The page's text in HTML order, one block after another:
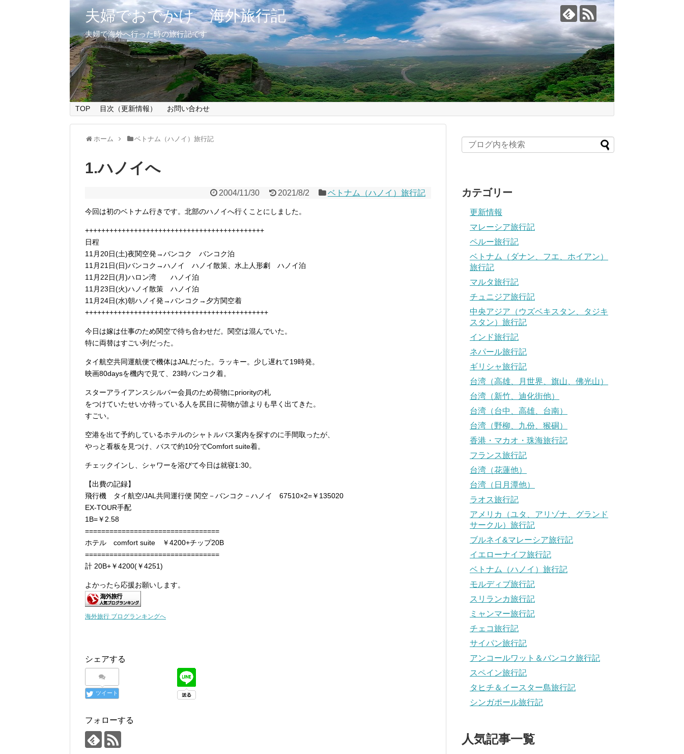
夫婦でおでかけ 海外旅行記
夫婦で海外へ行った時の旅行記です
TOP 目次（更新情報） お問い合わせ
ホーム ベトナム（ハノイ）旅行記
1.ハノイへ
2004/11/30 2021/8/2 ベトナム（ハノイ）旅行記
今回は初のベトナム行きです。北部のハノイへ行くことにしました。
++++++++++++++++++++++++++++++++++++++++++++
日程
11月20日(土)夜関空発→バンコク バンコク泊
11月21日(日)バンコク→ハノイ ハノイ散策、水上人形劇 ハノイ泊
11月22日(月)ハロン湾 ハノイ泊
11月23日(火)ハノイ散策 ハノイ泊
11月24日(水)朝ハノイ発→バンコク→夕方関空着
+++++++++++++++++++++++++++++++++++++++++++++
今日は嫁は仕事のため関空で待ち合わせだ。関空は混んでいた。
特に両替はすごい列だった。
タイ航空共同運航便で機体はJALだった。ラッキー。少し遅れて19時発。
映画80daysを機内で見て、23時バンコク着。
スターアライアンスシルバー会員のため荷物にpriorityの札
をつけていたせいか待っている人を尻目に荷物が誰よりも早く出てきた。
すごい。
空港を出て予約しているホテルのシャトルバス案内を探すのに手間取ったが、
やっと看板を見つけ、バスで約10分でComfort suite着。
チェックインし、シャワーを浴びて今日は就寝1:30。
【出費の記録】
飛行機 タイ航空/JAL共同運行便 関空－バンコク－ハノイ 67510×2=￥135020
EX-TOUR手配
1B=￥2.58
=================================
ホテル comfort suite ￥4200+チップ20B
=================================
計 20B+￥4200(￥4251)
よかったら応援お願いします。
海外旅行 ブログランキングへ
シェアする
ツイート
フォローする
カテゴリー
更新情報
マレーシア旅行記
ペルー旅行記
ベトナム（ダナン、フエ、ホイアン）
旅行記
マルタ旅行記
チュニジア旅行記
中央アジア（ウズベキスタン、タジキ
スタン）旅行記
インド旅行記
ネパール旅行記
ギリシャ旅行記
台湾（高雄、月世界、旗山、佛光山）
台湾（新竹、迪化街他）
台湾（台中、高雄、台南）
台湾（野柳、九份、猴硐）
香港・マカオ・珠海旅行記
フランス旅行記
台湾（花蓮他）
台湾（日月潭他）
ラオス旅行記
アメリカ（ユタ、アリゾナ、グランド
サークル）旅行記
ブルネイ&マレーシア旅行記
イエローナイフ旅行記
ベトナム（ハノイ）旅行記
モルディブ旅行記
スリランカ旅行記
ミャンマー旅行記
チェコ旅行記
サイパン旅行記
アンコールワット＆バンコク旅行記
スペイン旅行記
タヒチ＆イースター島旅行記
シンガポール旅行記
人気記事一覧